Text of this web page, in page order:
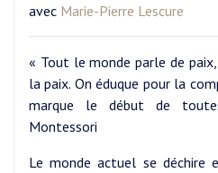
avec Marie-Pierre Lescure
« Tout le monde parle de paix,
la paix. On éduque pour la
marque le début de
Montessori
Le monde actuel se